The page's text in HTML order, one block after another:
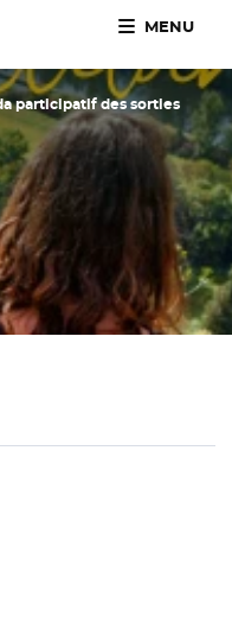
/ Pyrénées-Méditerranée
MENU
participatif des sorties